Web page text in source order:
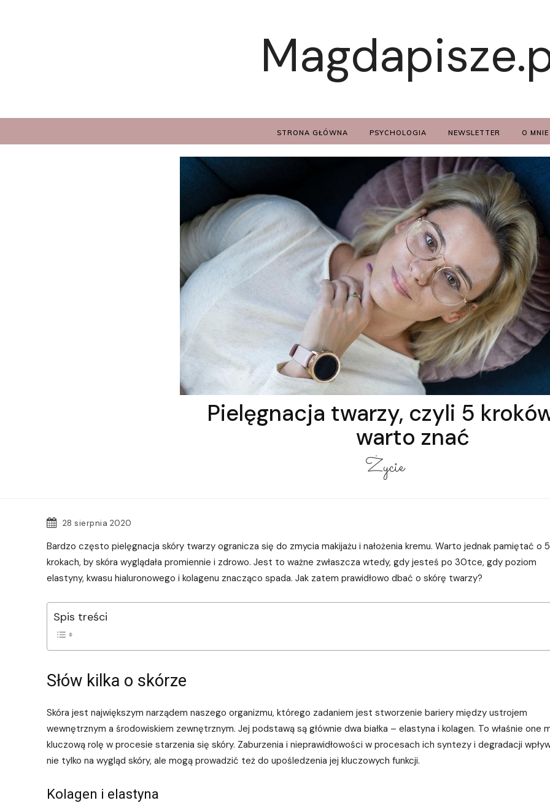
STRONA GŁÓWNA PSYCHOLOGIA NEWSLETTER O MNIE
Pielęgnacja twarzy, czyli 5
warto znać
Życie
28 sierpnia 2020
Bardzo często pielęgnacja skóry twarzy ogranicza się do zmycia makijażu i nałożenia kremu. Warto jednak pamiętać o 5
krokach, by skóra wyglądała promiennie i zdrowo. Jest to ważne zwłaszcza wtedy, gdy jesteś po 30tce, gdy poziom
elastyny, kwasu hialuronowego i kolagenu znacząco spada. Jak zatem prawidłowo dbać o skórę twarzy?
Spis treści
Słów kilka o skórze
Skóra jest największym narządem naszego organizmu, którego zadaniem jest stworzenie bariery między ustrojem
wewnętrznym a środowiskiem zewnętrznym. Jej podstawą są głównie dwa białka – elastyna i kolagen. To właśnie one
kluczową rolę w procesie starzenia się skóry. Zaburzenia i nieprawidłowości w procesach ich syntezy i degradacji
nie tylko na wygląd skóry, ale mogą prowadzić też do upośledzenia jej kluczowych funkcji.
Kolagen i elastyna